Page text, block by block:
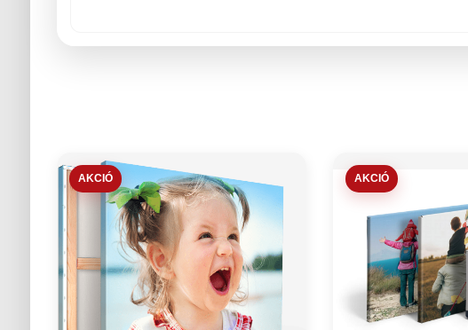
AKCIÓ AKCIÓ